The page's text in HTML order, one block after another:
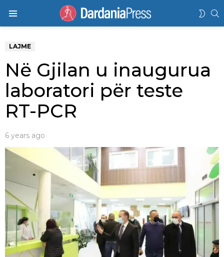
LAJME
Në Gjilan u inaugurua
laboratori për teste
RT-PCR
6 years ago